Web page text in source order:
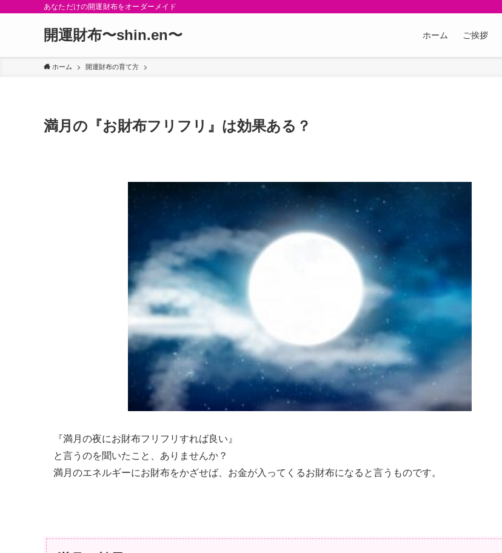
あなただけの開運財布をオーダーメイド
開運財布〜shin.en〜 ホーム ご挨拶
ホーム 開運財布の育て方
満月の『お財布フリフリ』は効果ある？
『満月の夜にお財布フリフリすれば良い』
と言うのを聞いたこと、ありませんか？
満月のエネルギーにお財布をかざせば、お金が入ってくるお財布になると言うものです。